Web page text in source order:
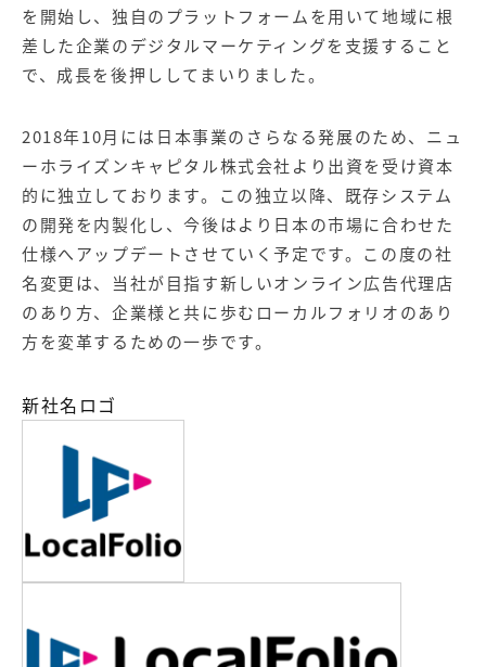
【塾・個別塾業界向け】新規
集客Web広告パッケージ
サイトアクセス増加パッケー
ジ
Web制作の製品
WEBプラス
を開始し、独自のプラットフォームを用いて地域に根
差した企業のデジタルマーケティングを支援すること
で、成長を後押ししてまいりました。
2018年10月には日本事業のさらなる発展のため、ニュ
ーホライズンキャピタル株式会社より出資を受け資本
的に独立しております。この独立以降、既存システム
の開発を内製化し、今後はより日本の市場に合わせた
仕様へアップデートさせていく予定です。この度の社
名変更は、当社が目指す新しいオンライン広告代理店
のあり方、企業様と共に歩むローカルフォリオのあり
方を変革するための一歩です。
新社名ロゴ